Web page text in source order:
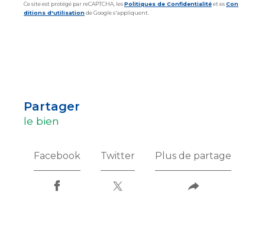
Ce site est protégé par reCAPTCHA, lesPolitiques de Confidentialitéet esCon
ditions d'utilisationde Google s'appliquent.
partager
le bien
Facebook Twitter Plus de partage